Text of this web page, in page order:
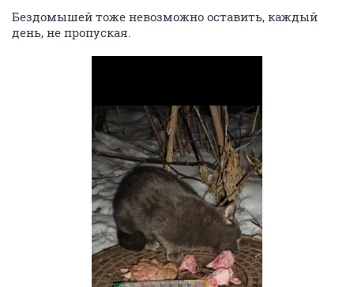
Бездомышей тоже невозможно оставить, каждый
день, не пропуская.